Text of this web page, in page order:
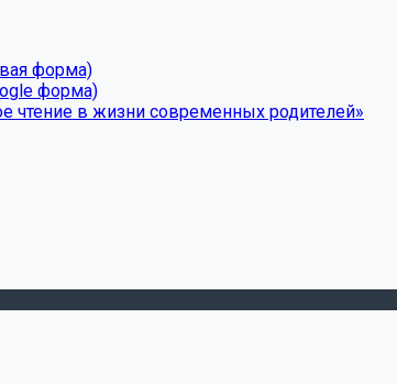
форма)
форма)
чтение в жизни современных родителей»